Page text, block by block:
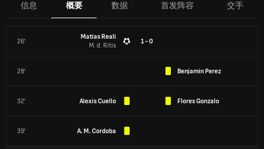
信息 概要 数据 首发阵容 交手
26'
Matias Reali
M. d. Ritis
1 - 0
28' Benjamin Perez
32' Alexis Cuello Flores Gonzalo
39' A. M. Cordoba